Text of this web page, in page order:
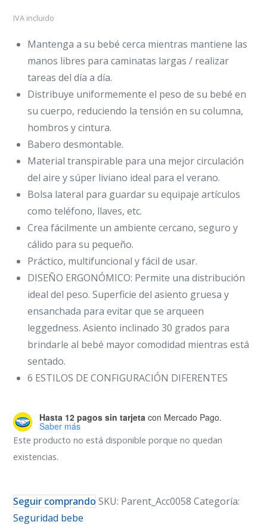
IVA incluido
Mantenga a su bebé cerca mientras mantiene las
manos libres para caminatas largas / realizar
tareas del día a día.
Distribuye uniformemente el peso de su bebé en
su cuerpo, reduciendo la tensión en su columna,
hombros y cintura.
Babero desmontable.
Material transpirable para una mejor circulación
del aire y súper liviano ideal para el verano.
Bolsa lateral para guardar su equipaje artículos
como teléfono, llaves, etc.
Crea fácilmente un ambiente cercano, seguro y
cálido para su pequeño.
Práctico, multifuncional y fácil de usar.
DISEÑO ERGONÓMICO: Permite una distribución
ideal del peso. Superficie del asiento gruesa y
ensanchada para evitar que se arqueen
leggedness. Asiento inclinado 30 grados para
brindarle al bebé mayor comodidad mientras está
sentado.
6 ESTILOS DE CONFIGURACIÓN DIFERENTES
Hasta 12 pagos sin tarjeta con Mercado Pago.
Saber más
Este producto no está disponible porque no quedan
existencias.
Seguir comprando SKU: Parent_Acc0058 Categoría:
Seguridad bebe